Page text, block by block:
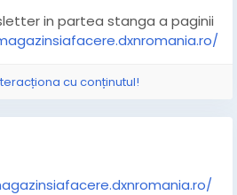
in partea stanga a paginii
cu conținutul!